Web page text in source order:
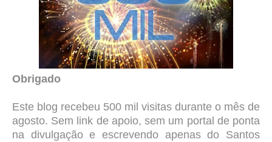
Obrigado
Este blog recebeu 500 mil visitas durante o mês de
agosto. Sem link de apoio, sem um portal de ponta
na divulgação e escrevendo apenas do Santos